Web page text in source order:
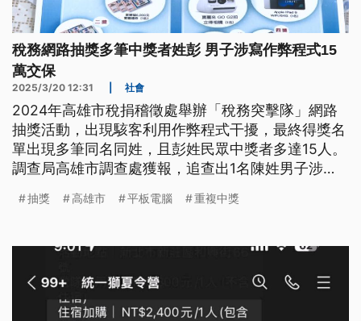
稅務網路抽獎多筆中獎者姓彭 男子涉寫作弊程式15
萬交保
2025/3/20 12:31 社會
2024年高雄市稅捐稽徵處舉辦「稅務突擊隊」網路
抽獎活動，出現駭客利用作弊程式干擾，最終得獎名
單出現多筆同名同姓，且彭姓民眾中獎者多達15人。
調查局高雄市調查處獲報，追查出1名陳姓男子涉
15萬元交保。
抽獎 高雄市 平板電腦 重複中獎